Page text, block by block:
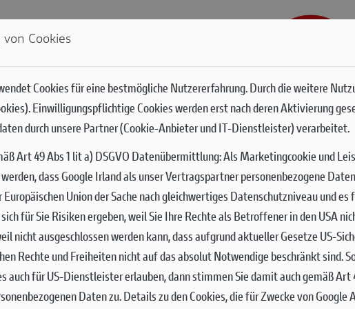
DUCATI WORLD
Cookies
Cookies für eine bestmögliche Nutzererfahrung. Durch die weitere
Einwilligungspflichtige Cookies werden erst nach deren Aktivierung
durch unsere Partner (Cookie-Anbieter und IT-Dienstleister) verarbeitet.
Art 49 Abs 1 lit a) DSGVO Datenübermittlung:Als Marketingcookie und
dass Google Irland als unser Vertragspartner personenbezogene
Union der Sache nach gleichwertiges Datenschutzniveau und
für Sie Risiken ergeben, weil Sie Ihre Rechte als Betroffener in den USA
nicht ausgeschlossen werden kann, dass aufgrund aktueller Gesetze US-
Rechte und Freiheiten nicht auf das absolut Notwendige beschränkt sind.
auch für US-Dienstleister erlauben, dann stimmen Sie damit auch gemäß
Daten zu. Details zu den Cookies, die für Zwecke von